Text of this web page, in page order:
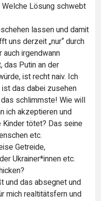
Lösung schwebt
lassen und damit
uns derzeit „nur“ durch
auch irgendwann
das Putin an der
ist recht naiv. Ich
das dabei zusehen
schlimmste! Wie will
ich akzeptieren und
tötet? Das seine
etc.
Getreide,
Ukrainer*innen etc.
und das absegnet und
mich realtitätsfern und